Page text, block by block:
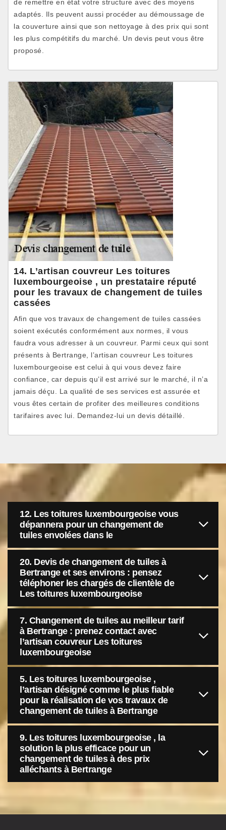
de remettre en état votre structure avec des moyens
adaptés. Ils peuvent aussi procéder au démoussage de
la couverture ainsi que son nettoyage à des prix qui sont
les plus compétitifs du marché. Un devis peut vous être
proposé.
14. L’artisan couvreur Les toitures
luxembourgeoise , un prestataire réputé
pour les travaux de changement de tuiles
cassées
Afin que vos travaux de changement de tuiles cassées
soient exécutés conformément aux normes, il vous
faudra vous adresser à un couvreur. Parmi ceux qui sont
présents à Bertrange, l’artisan couvreur Les toitures
luxembourgeoise est celui à qui vous devez faire
confiance, car depuis qu’il est arrivé sur le marché, il n’a
jamais déçu. La qualité de ses services est assurée et
vous êtes certain de profiter des meilleures conditions
tarifaires avec lui. Demandez-lui un devis détaillé.
12. Les toitures luxembourgeoise vous
dépannera pour un changement de
tuiles envolées dans le
20. Devis de changement de tuiles à
Bertrange et ses environs : pensez
téléphoner les chargés de clientèle de
Les toitures luxembourgeoise
7. Changement de tuiles au meilleur tarif
à Bertrange : prenez contact avec
l’artisan couvreur Les toitures
luxembourgeoise
5. Les toitures luxembourgeoise ,
l’artisan désigné comme le plus fiable
pour la réalisation de vos travaux de
changement de tuiles à Bertrange
9. Les toitures luxembourgeoise , la
solution la plus efficace pour un
changement de tuiles à des prix
alléchants à Bertrange